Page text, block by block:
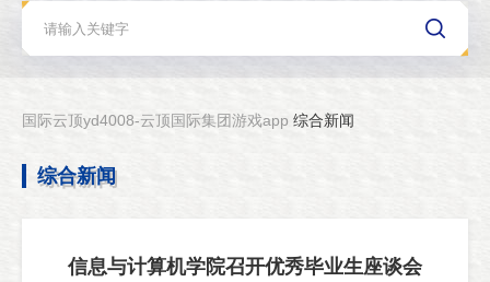
国际云顶yd4008-云顶国际集团游戏app 综合新闻
综合新闻
信息与计算机学院召开优秀毕业生座谈会